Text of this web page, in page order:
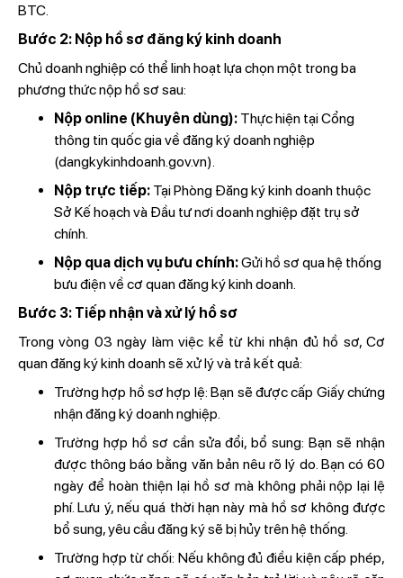
BTC.
Bước 2: Nộp hồ sơ đăng ký kinh doanh
Chủ doanh nghiệp có thể linh hoạt lựa chọn một trong ba
phương thức nộp hồ sơ sau:
Nộp online (Khuyên dùng):Thực hiện tại Cổng
thông tin quốc gia về đăng ký doanh nghiệp
(dangkykinhdoanh.gov.vn).
Nộp trực tiếp:Tại Phòng Đăng ký kinh doanh thuộc
Sở Kế hoạch và Đầu tư nơi doanh nghiệp đặt trụ sở
chính.
Nộp qua dịch vụ bưu chính:Gửi hồ sơ qua hệ thống
bưu điện về cơ quan đăng ký kinh doanh.
Bước 3: Tiếp nhận và xử lý hồ sơ
Trong vòng 03 ngày làm việc kể từ khi nhận đủ hồ sơ, Cơ
quan đăng ký kinh doanh sẽ xử lý và trả kết quả:
Trường hợp hồ sơ hợp lệ: Bạn sẽ được cấp Giấy chứng
nhận đăng ký doanh nghiệp.
Trường hợp hồ sơ cần sửa đổi, bổ sung: Bạn sẽ nhận
được thông báo bằng văn bản nêu rõ lý do. Bạn có 60
ngày để hoàn thiện lại hồ sơ mà không phải nộp lại lệ
phí. Lưu ý, nếu quá thời hạn này mà hồ sơ không được
bổ sung, yêu cầu đăng ký sẽ bị hủy trên hệ thống.
Trường hợp từ chối: Nếu không đủ điều kiện cấp phép,